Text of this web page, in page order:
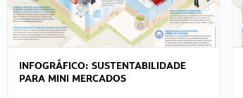
INFOGRÁFICO: SUSTENTABILIDADE
PARA MINI MERCADOS